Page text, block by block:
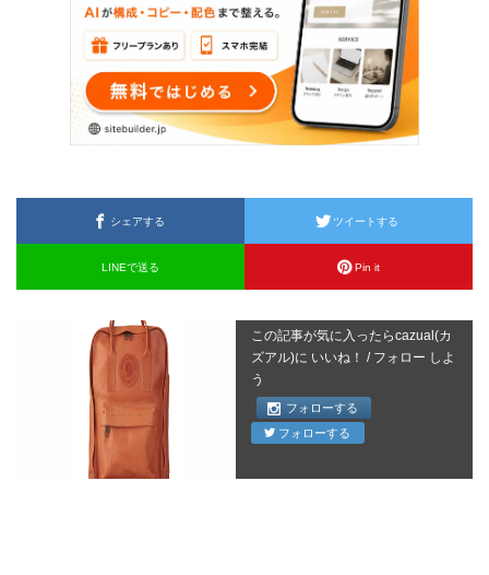
シェアする ツイートする
LINEで送る Pin it
この記事が気に入ったらcazual(カ
ズアル)に いいね！ / フォロー しよ
う
フォローする
フォローする